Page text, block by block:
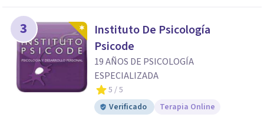
3
Instituto De Psicología
Psicode
19 AÑOS DE PSICOLOGÍA
ESPECIALIZADA
5 / 5
Verificado
Terapia Online